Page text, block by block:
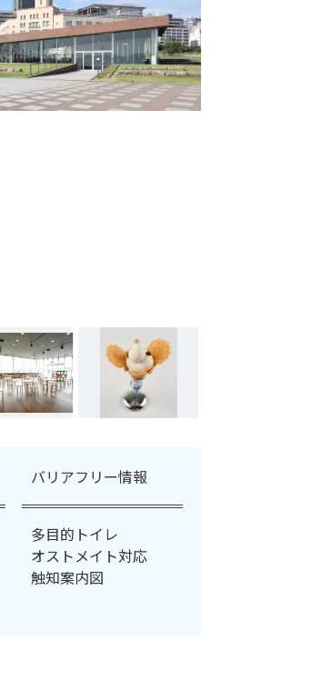
バリアフリー情報
多目的トイレ
オストメイト対応
触知案内図